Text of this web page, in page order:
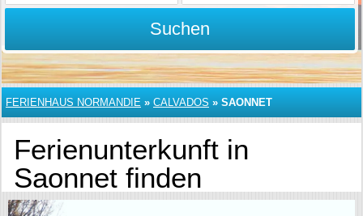
Suchen
FERIENHAUS NORMANDIE » CALVADOS » SAONNET
Ferienunterkunft in
Saonnet finden